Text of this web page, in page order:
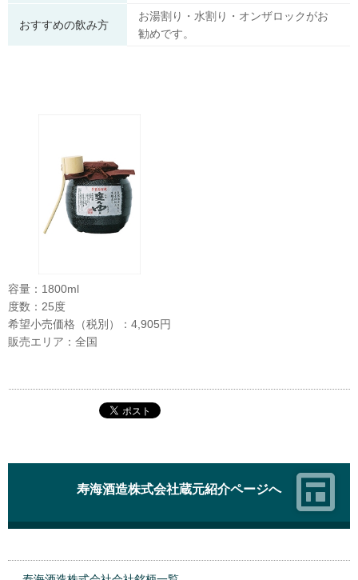
おすすめの飲み方
お湯割り・水割り・オンザロックがお
勧めです。
容量：1800ml
度数：25度
希望小売価格（税別）：4,905円
販売エリア：全国
寿海酒造株式会社蔵元紹介ページへ